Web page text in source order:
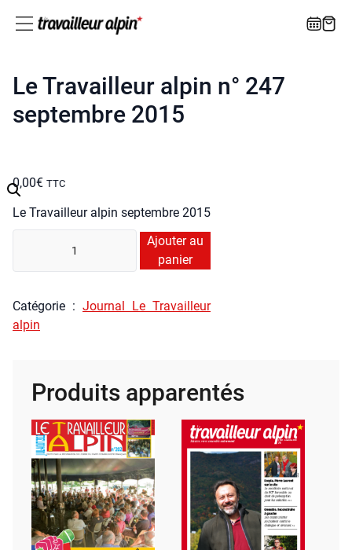
Le Travailleur alpin n° 247
septembre 2015
0,00€ TTC
Le Tra­vailleur alpin sep­tembre 2015
té
Le
Tra­
tembre
2015
Ajouter au
panier
Caté­go­rie : Jour­nal Le Tra­vailleur
alpin
Produits apparentés